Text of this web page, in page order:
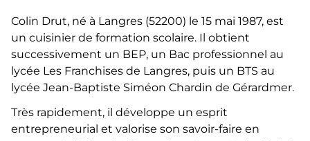
Colin Drut, né à Langres (52200) le 15 mai 1987, est
un cuisinier de formation scolaire. Il obtient
successivement un BEP, un Bac professionnel au
lycée Les Franchises de Langres, puis un BTS au
lycée Jean-Baptiste Siméon Chardin de Gérardmer.
Très rapidement, il développe un esprit
entrepreneurial et valorise son savoir-faire en